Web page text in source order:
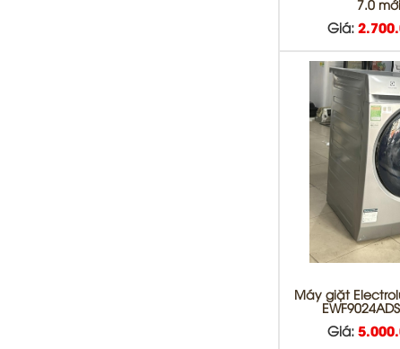
7.0
Giá:
Máy giặt
Giá: